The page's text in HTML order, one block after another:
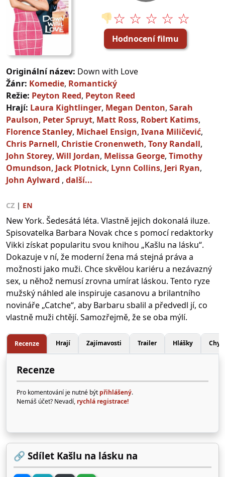
👎☆ ☆ ☆ ☆ ☆
Hodnocení filmu
Originální název: Down with Love
Žánr: Komedie, Romantický
Režie: Peyton Reed, Peyton Reed
Hrají: Laura Kightlinger, Megan Denton, Sarah
Paulson, Peter Spruyt, Matt Ross, Robert Katims,
Florence Stanley, Michael Ensign, Ivana Miličević,
Chris Parnell, Christie Cronenweth, Tony Randall,
John Storey, Will Jordan, Melissa George, Timothy
Omundson, Jack Plotnick, Lynn Collins, Jeri Ryan,
John Aylward , další...
CZ | EN
New York. Šedesátá léta. Vlastně jejich dokonalá iluze.
Spisovatelka Barbara Novak chce s pomocí redaktorky
Vikki získat popularitu svou knihou „Kašlu na lásku“.
Dokazuje v ní, že moderní žena má stejná práva a
možnosti jako muži. Chce skvělou kariéru a nezávazný
sex, u něhož nemusí zrovna umírat láskou. Tento ryze
mužský náhled ale inspiruje casanovu a brilantního
novináře „Catche“, aby Barbaru sbalil a předvedl jí, co
vlastně muži chtějí. Samozřejmě, že se oba mýlí.
Recenze Hrají Zajímavosti Trailer Hlášky
Recenze
Pro komentování je nutné být přihlášený.
Nemáš účet? Nevadí, rychlá registrace!
🔗 Sdílet Kašlu na lásku na